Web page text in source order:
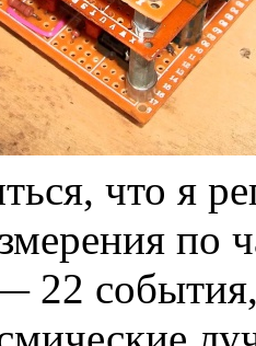
что я
по
22